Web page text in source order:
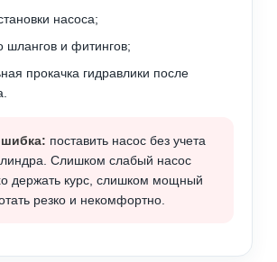
насоса;
шлангов и фитингов;
прокачка гидравлики после
поставить насос без учета
Слишком слабый насос
держать курс, слишком мощный
резко и некомфортно.